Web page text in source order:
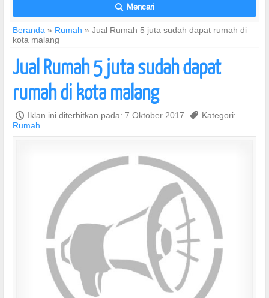
L Mencari
Beranda » Rumah » Jual Rumah 5 juta sudah dapat rumah di
kota malang
Jual Rumah 5 juta sudah dapat
rumah di kota malang
P Iklan ini diterbitkan pada: 7 Oktober 2017 , Kategori:
Rumah